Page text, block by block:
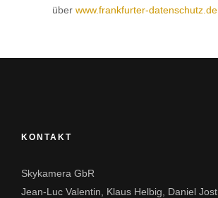
über www.frankfurter-datenschutz.de
KONTAKT
Skykamera GbR
Jean-Luc Valentin, Klaus Helbig, Daniel Jost